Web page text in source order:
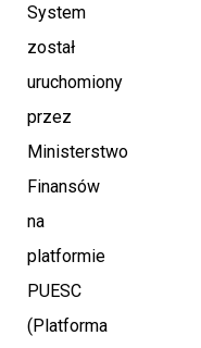
System
został
uruchomiony
przez
Ministerstwo
Finansów
na
platformie
PUESC
(Platforma